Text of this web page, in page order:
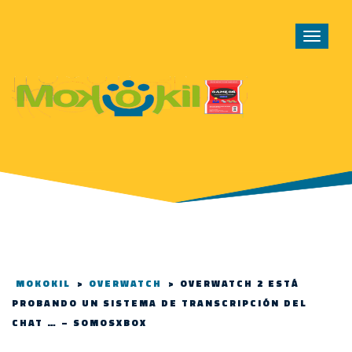
Toggle
MOKOKIL > OVERWATCH > OVERWATCH 2 ESTÁ
PROBANDO UN SISTEMA DE TRANSCRIPCIÓN DEL
CHAT … – SOMOSXBOX